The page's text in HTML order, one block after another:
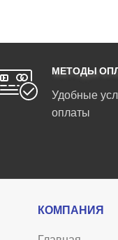
МЕТОДЫ
Удобные
оплаты
КОМПАНИЯ